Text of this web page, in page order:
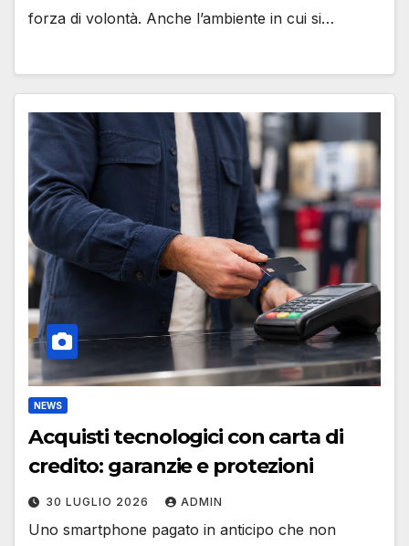
forza di volontà. Anche l’ambiente in cui si…
NEWS
Acquisti tecnologici con carta di
credito: garanzie e protezioni
30 LUGLIO 2026 ADMIN
Uno smartphone pagato in anticipo che non